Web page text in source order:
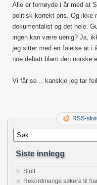
Alle er fornøyde i år med at
politisk korrekt pris. Og ikke
dokumentalist og det hele.
ingen kan være uenig? Ja,
jeg sitter med en følelse at i
noe debatt blant den norske
Vi får se… kanskje jeg tar
RSS-
Siste innlegg
Slutt…
Rekordmange søkere til